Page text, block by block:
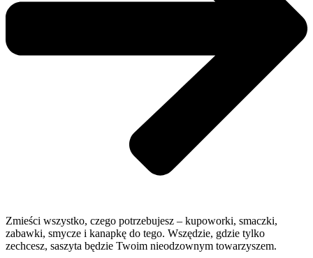
Zmieści wszystko, czego potrzebujesz – kupoworki, smaczki,
zabawki, smycze i kanapkę do tego. Wszędzie, gdzie tylko
zechcesz, saszyta będzie Twoim nieodzownym towarzyszem.